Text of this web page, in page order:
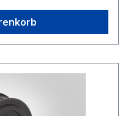
nach Profil und
es diese Scheibenart
VRC
Da: 181,97